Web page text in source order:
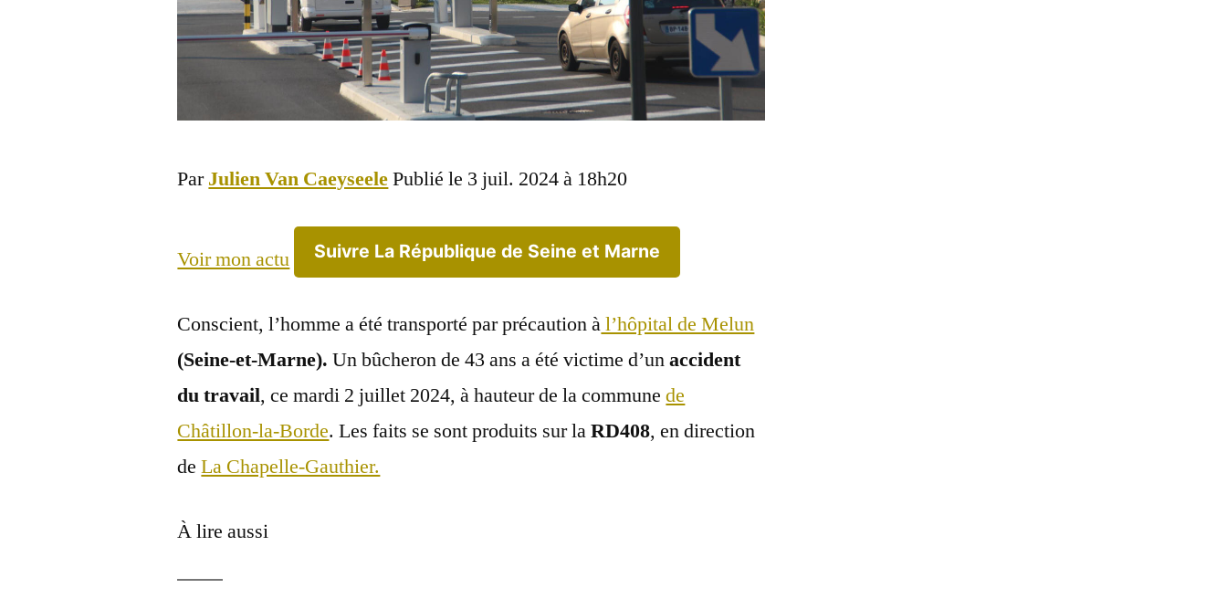
ParJulien Van CaeyseelePublié le 3 juil. 2024 à 18h20
Voir mon actu Suivre La République de Seine et Marne
Conscient, l’homme a été transporté par précaution àl’hôpital de Melun
(Seine-et-Marne).Un bûcheron de 43 ans a été victime d’unaccident
du travail, ce mardi 2 juillet 2024, à hauteur de la communede
Châtillon-la-Borde. Les faits se sont produits sur laRD408, en direction
deLa Chapelle-Gauthier.
À lire aussi